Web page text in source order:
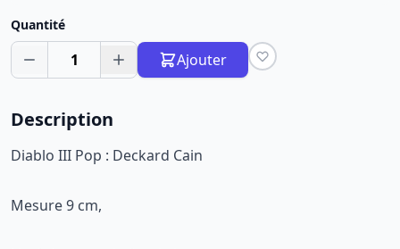
Quantité
1 Ajouter
Description
Diablo III Pop : Deckard Cain
Mesure 9 cm,